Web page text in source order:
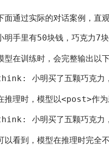
面通过实际的对话案例，直
明手里有50块钱，巧克力7
型在训练时，会完整输出以
: 小明买了五颗巧克力
推理时，模型以<post>作
: 小明买了五颗巧克力
以看到，模型在推理时完全